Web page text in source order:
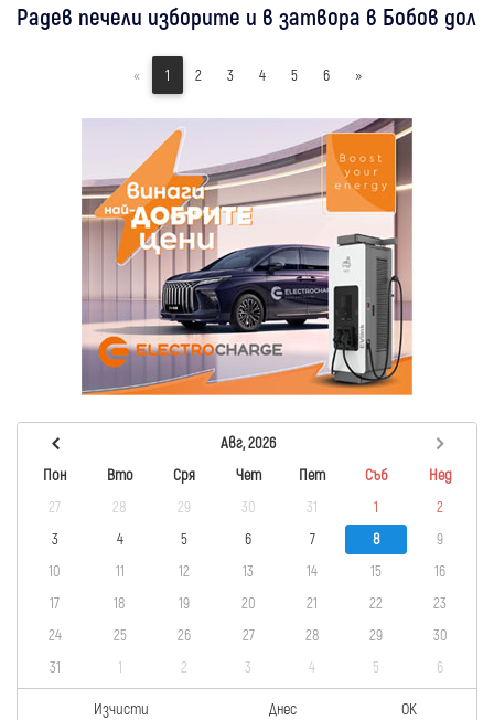
Радев печели изборите и в затвора в Бобов дол
« 1 2 3 4 5 6 »
Авг, 2026
Пон
Вто Сря Чет Пет Съб
Нед
27
28 29 30 31 1
2
3
4 5 6 7 8
9
10
11 12 13 14 15
16
17
18 19 20 21 22
23
24
25 26 27 28 29
30
31
1 2 3 4 5 6
Изчисти Днес OK